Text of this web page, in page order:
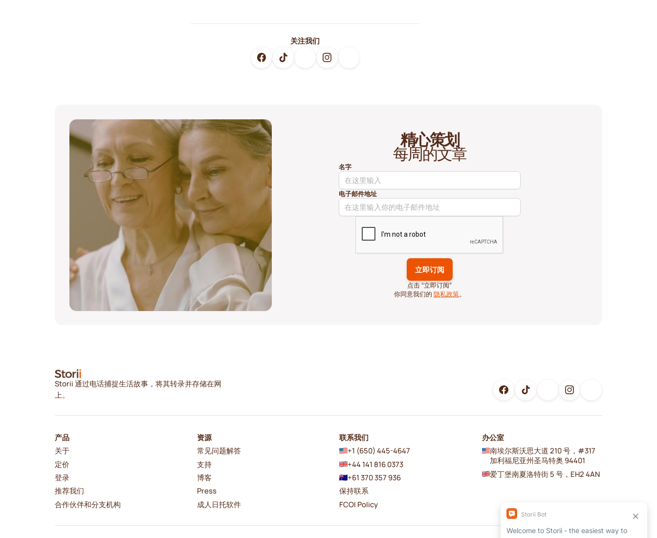
关注我们
精心策划
每周的文章
名字
电子邮件地址
点击 “立即订阅”
你同意我们的 隐私政策。
Storii 通过电话捕捉生活故事，将其转录并存储在网
上。
产品
关于
定价
登录
推荐我们
合作伙伴和分支机构
资源
常见问题解答
支持
博客
Press
成人日托软件
联系我们
+1 (650) 445-4647
+44 141 816 0373
+61 370 357 936
保持联系
FCOI Policy
办公室
南埃尔斯沃思大道 210 号，#317
加利福尼亚州圣马特奥 94401
爱丁堡南夏洛特街 5 号，EH2 4AN